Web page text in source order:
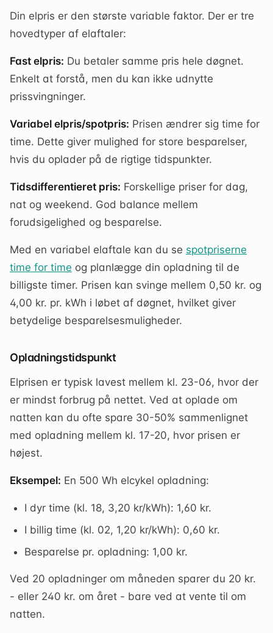
Din elpris er den største variable faktor. Der er tre
hovedtyper af elaftaler:
Fast elpris: Du betaler samme pris hele døgnet.
Enkelt at forstå, men du kan ikke udnytte
prissvingninger.
Variabel elpris/spotpris: Prisen ændrer sig time for
time. Dette giver mulighed for store besparelser,
hvis du oplader på de rigtige tidspunkter.
Tidsdifferentieret pris: Forskellige priser for dag,
nat og weekend. God balance mellem
forudsigelighed og besparelse.
Med en variabel elaftale kan du se spotpriserne
time for time og planlægge din opladning til de
billigste timer. Prisen kan svinge mellem 0,50 kr. og
4,00 kr. pr. kWh i løbet af døgnet, hvilket giver
betydelige besparelsesmuligheder.
Opladningstidspunkt
Elprisen er typisk lavest mellem kl. 23-06, hvor der
er mindst forbrug på nettet. Ved at oplade om
natten kan du ofte spare 30-50% sammenlignet
med opladning mellem kl. 17-20, hvor prisen er
højest.
Eksempel: En 500 Wh elcykel opladning:
I dyr time (kl. 18, 3,20 kr/kWh): 1,60 kr.
I billig time (kl. 02, 1,20 kr/kWh): 0,60 kr.
Besparelse pr. opladning: 1,00 kr.
Ved 20 opladninger om måneden sparer du 20 kr.
- eller 240 kr. om året - bare ved at vente til om
natten.